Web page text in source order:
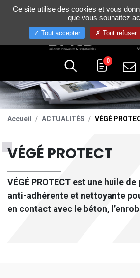
+33 (0)4 75 58 80 10
0
Accueil ACTUALITÉS VÉGÉ
VÉGÉ PROTECT
VÉGÉ PROTECT est une huile
anti-adhérente et nettoyante
en contact avec le béton,
Gestion de vos préférences sur les
Ce site utilise des cookies et vous
que vous souhaitez
Tout accepter Tout refuser